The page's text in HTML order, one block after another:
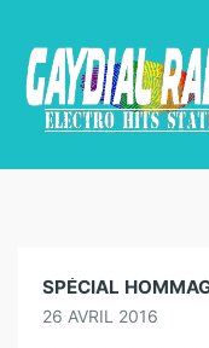
SPÉCIAL
26 AVRIL 2016